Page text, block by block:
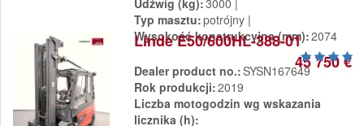
Udźwig (kg) 3000
Typ masztu potrójny
Wysokość konstrukcyjna (mm) 2074
45 750 €
Linde E50/600HL-388-01
Dealer product no. SYSN167649
Rok produkcji 2019
Liczba motogodzin wg wskazania
licznika (h)